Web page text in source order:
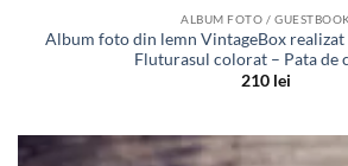
ALBUM FOTO / GUESTBOOK
Album foto din lemn VintageBox
Fluturasul colorat – Pata de
210 lei